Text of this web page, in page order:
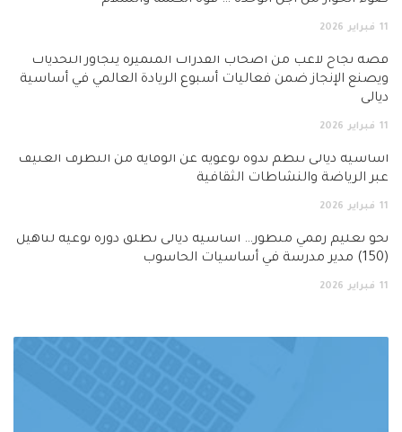
11 فبراير 2026
قصة نجاح لاعب من أصحاب القدرات المتميزة يتجاوز التحديات
ويصنع الإنجاز ضمن فعاليات أسبوع الريادة العالمي في أساسية
ديالى
11 فبراير 2026
أساسية ديالى تنظم ندوة توعوية عن الوقاية من التطرف العنيف
عبر الرياضة والنشاطات الثقافية
11 فبراير 2026
نحو تعليم رقمي متطور… اساسية ديالى تطلق دورة نوعية لتأهيل
(150) مدير مدرسة في أساسيات الحاسوب
11 فبراير 2026